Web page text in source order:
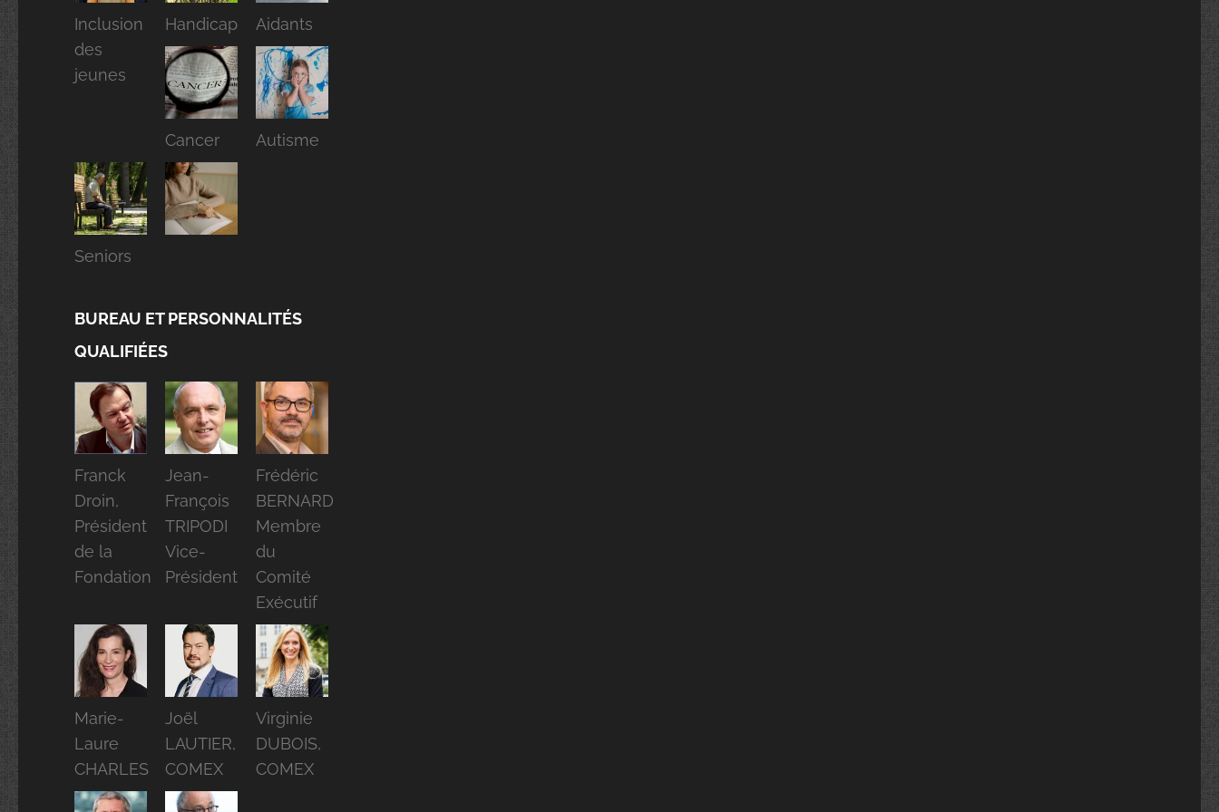
Inclusion
des
jeunes
Handicap Aidants
Cancer Autisme
Seniors
BUREAU ET PERSONNALITÉS
QUALIFIÉES
Franck
Droin,
Président
de la
Fondation
Jean-
François
TRIPODI
Vice-
Président
Frédéric
BERNARD
Membre
du
Comité
Exécutif
Marie-
Laure
CHARLES
Joël
LAUTIER,
COMEX
Virginie
DUBOIS,
COMEX